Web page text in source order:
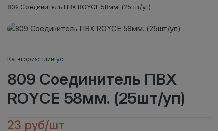
809 Соединитель ПВХ ROYCE 58мм. (25шт/уп)
Категория:Плинтус
809 Соединитель ПВХ
ROYCE 58мм. (25шт/уп)
23 руб/шт